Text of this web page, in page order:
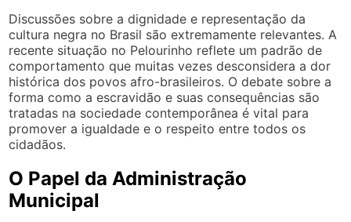
Discussões sobre a dignidade e representação da
cultura negra no Brasil são extremamente relevantes. A
recente situação no Pelourinho reflete um padrão de
comportamento que muitas vezes desconsidera a dor
histórica dos povos afro-brasileiros. O debate sobre a
forma como a escravidão e suas consequências são
tratadas na sociedade contemporânea é vital para
promover a igualdade e o respeito entre todos os
cidadãos.
O Papel da Administração
Municipal